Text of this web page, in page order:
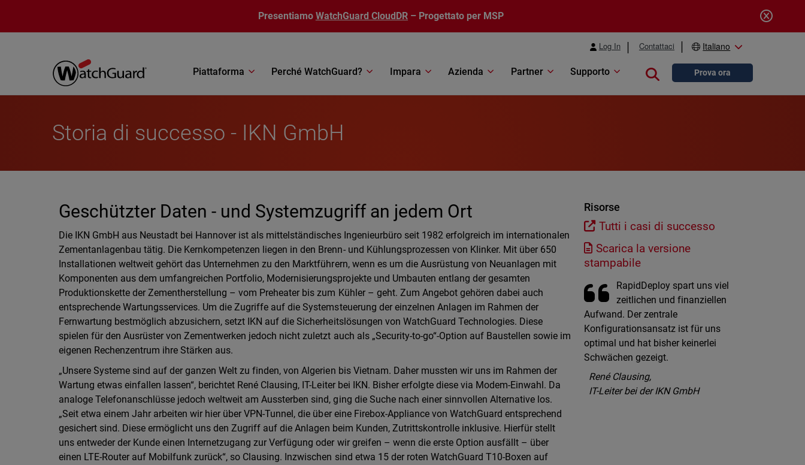
Presentiamo WatchGuard CloudDR – Progettato per MSP
Log In Contattaci Italiano
Piattaforma Perché WatchGuard? Impara Azienda Partner Supporto Close searchProva ora
Storia di successo - IKN GmbH
Geschützter Daten - und Systemzugriff an jedem Ort
Die IKN GmbH aus Neustadt bei Hannover ist als mittelständisches Ingenieurbüro seit 1982 erfolgreich im internationalen
Zementanlagenbau tätig. Die Kernkompetenzen liegen in den Brenn- und Kühlungsprozessen von Klinker. Mit über 650
Installationen weltweit gehört das Unternehmen zu den Marktführern, wenn es um die Ausrüstung von Neuanlagen mit
Komponenten aus dem umfangreichen Portfolio, Modernisierungsprojekte und Umbauten entlang der gesamten
Produktionskette der Zementherstellung – vom Preheater bis zum Kühler – geht. Zum Angebot gehören dabei auch
entsprechende Wartungsservices. Um die Zugriffe auf die Systemsteuerung der einzelnen Anlagen im Rahmen der
Fernwartung bestmöglich abzusichern, setzt IKN auf die Sicherheitslösungen von WatchGuard Technologies. Diese
spielen für den Ausrüster von Zementwerken jedoch nicht zuletzt auch als „Security-to-go“-Option auf Baustellen sowie im
eigenen Rechenzentrum ihre Stärken aus.
„Unsere Systeme sind auf der ganzen Welt zu finden, von Algerien bis Vietnam. Daher mussten wir uns im Rahmen der
Wartung etwas einfallen lassen“, berichtet René Clausing, IT-Leiter bei IKN. Bisher erfolgte diese via Modem-Einwahl. Da
analoge Telefonanschlüsse jedoch weltweit am Aussterben sind, ging die Suche nach einer sinnvollen Alternative los.
„Seit etwa einem Jahr arbeiten wir hier über VPN-Tunnel, die über eine Firebox-Appliance von WatchGuard entsprechend
gesichert sind. Diese ermöglicht uns den Zugriff auf die Anlagen beim Kunden, Zutrittskontrolle inklusive. Hierfür stellt
uns entweder der Kunde einen Internetzugang zur Verfügung oder wir greifen – wenn die erste Option ausfällt – über
einen LTE-Router auf Mobilfunk zurück“, so Clausing. Inzwischen sind etwa 15 der roten WatchGuard T10-Boxen auf
Risorse
Tutti i casi di successo
Scarica la versione
stampabile
RapidDeploy spart uns viel
zeitlichen und finanziellen
Aufwand. Der zentrale
Konfigurationsansatz ist für uns
optimal und hat bisher keinerlei
Schwächen gezeigt.
René Clausing,
IT-Leiter bei der IKN GmbH